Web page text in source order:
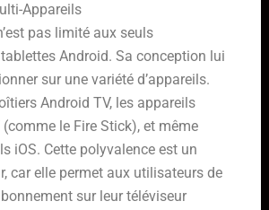
Appareils
pas limité aux seuls
Android. Sa conception lui
sur une variété d’appareils.
Android TV, les appareils
le Fire Stick), et même
iOS. Cette polyvalence est un
car elle permet aux utilisateurs de
sur leur téléviseur